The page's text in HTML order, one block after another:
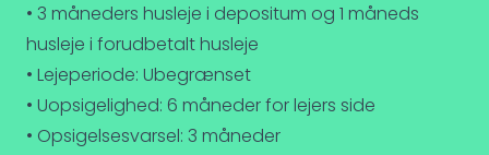
• 3 måneders husleje i depositum og 1 måneds
husleje i forudbetalt husleje
• Lejeperiode: Ubegrænset
• Uopsigelighed: 6 måneder for lejers side
• Opsigelsesvarsel: 3 måneder